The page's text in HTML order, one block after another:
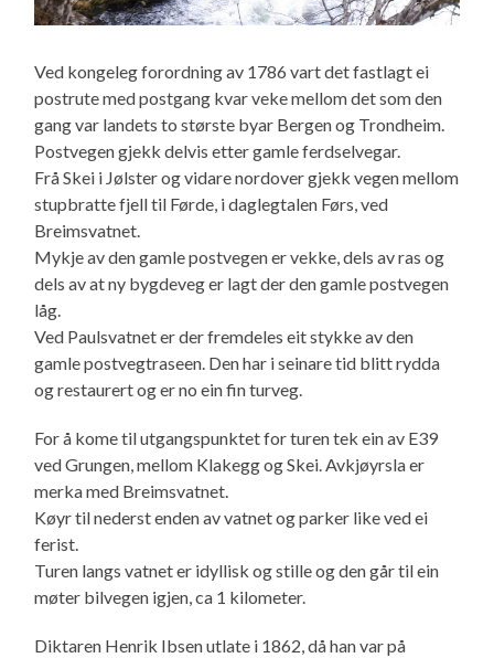
Ved kongeleg forordning av 1786 vart det fastlagt ei
postrute med postgang kvar veke mellom det som den
gang var landets to største byar Bergen og Trondheim.
Postvegen gjekk delvis etter gamle ferdselvegar.
Frå Skei i Jølster og vidare nordover gjekk vegen mellom
stupbratte fjell til Førde, i daglegtalen Førs, ved
Breimsvatnet.
Mykje av den gamle postvegen er vekke, dels av ras og
dels av at ny bygdeveg er lagt der den gamle postvegen
låg.
Ved Paulsvatnet er der fremdeles eit stykke av den
gamle postvegtraseen. Den har i seinare tid blitt rydda
og restaurert og er no ein fin turveg.
For å kome til utgangspunktet for turen tek ein av E39
ved Grungen, mellom Klakegg og Skei. Avkjøyrsla er
merka med Breimsvatnet.
Køyr til nederst enden av vatnet og parker like ved ei
ferist.
Turen langs vatnet er idyllisk og stille og den går til ein
møter bilvegen igjen, ca 1 kilometer.
Diktaren Henrik Ibsen utlate i 1862, då han var på